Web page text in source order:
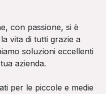
con passione, si è
vita di tutti grazie a
soluzioni eccellenti
azienda.
per le piccole e medie